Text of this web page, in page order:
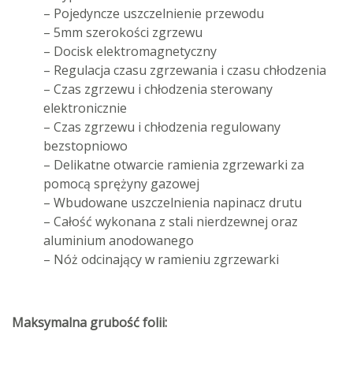
– Pojedyncze uszczelnienie przewodu
– 5mm szerokości zgrzewu
– Docisk elektromagnetyczny
– Regulacja czasu zgrzewania i czasu chłodzenia
– Czas zgrzewu i chłodzenia sterowany
elektronicznie
– Czas zgrzewu i chłodzenia regulowany
bezstopniowo
– Delikatne otwarcie ramienia zgrzewarki za
pomocą sprężyny gazowej
– Wbudowane uszczelnienia napinacz drutu
– Całość wykonana z stali nierdzewnej oraz
aluminium anodowanego
– Nóż odcinający w ramieniu zgrzewarki
Maksymalna grubość folii: